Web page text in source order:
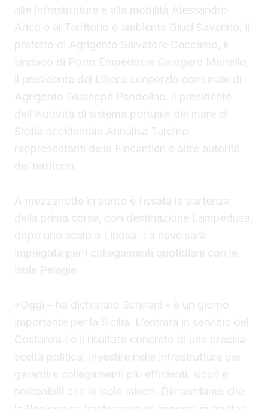
alle Infrastrutture e alla mobilità Alessandro
Aricò e al Territorio e ambiente Giusi Savarino, il
prefetto di Agrigento Salvatore Caccamo, il
sindaco di Porto Empedocle Calogero Martello,
il presidente del Libero consorzio comunale di
Agrigento Giuseppe Pendolino, il presidente
dell'Autorità di sistema portuale del mare di
Sicilia occidentale Annalisa Tardino,
rappresentanti della Fincantieri e altre autorità
del territorio.
A mezzanotte in punto è fissata la partenza
della prima corsa, con destinazione Lampedusa,
dopo uno scalo a Linosa. La nave sarà
impiegata per i collegamenti quotidiani con le
isole Pelagie.
«Oggi – ha dichiarato Schifani – è un giorno
importante per la Sicilia. L’entrata in servizio del
Costanza I è il risultato concreto di una precisa
scelta politica: investire nelle infrastrutture per
garantire collegamenti più efficienti, sicuri e
sostenibili con le isole minori. Dimostriamo che